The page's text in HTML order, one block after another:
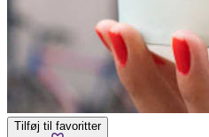
Tilføj til favoritter